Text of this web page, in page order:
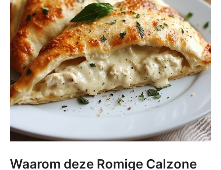
Waarom deze Romige Calzone